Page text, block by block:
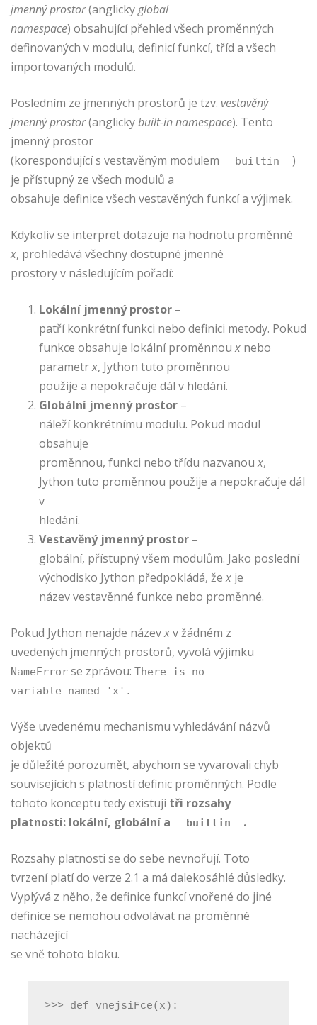
jmenný prostor(anglickyglobal
namespace) obsahující přehled všech proměnných
definovaných v modulu, definicí funkcí, tříd a všech
importovaných modulů.
Posledním ze jmenných prostorů je tzv. vestavěný
jmenný prostor(anglickybuilt-in namespace). Tento
jmenný prostor
(korespondující s vestavěným modulem
__builtin__ )
je přístupný ze všech modulů a
obsahuje definice všech vestavěných funkcí a výjimek.
Kdykoliv se interpret dotazuje na hodnotu proměnné
x, prohledává všechny dostupné jmenné
prostory v následujícím pořadí:
Lokální jmenný prostor –
patří konkrétní funkci nebo definici metody. Pokud
funkce obsahuje lokální proměnnoux nebo
parametrx, Jython tuto proměnnou
použije a nepokračuje dál v hledání.
Globální jmenný prostor –
náleží konkrétnímu modulu. Pokud modul
obsahuje
proměnnou, funkci nebo třídu nazvanoux,
Jython tuto proměnnou použije a nepokračuje dál
v
hledání.
Vestavěný jmenný prostor –
globální, přístupný všem modulům. Jako poslední
východisko Jython předpokládá, žex je
název vestavěnné funkce nebo proměnné.
Pokud Jython nenajde názevxv žádném z
uvedených jmenných prostorů, vyvolá výjimku
NameError se zprávou: There is no
variable named 'x'.
Výše uvedenému mechanismu vyhledávání názvů
objektů
je důležité porozumět, abychom se vyvarovali chyb
souvisejících s platností definic proměnných. Podle
tohoto konceptu tedy existujítři rozsahy
platnosti: lokální, globální a
__builtin__ .
Rozsahy platnosti se do sebe nevnořují. Toto
tvrzení platí do verze 2.1 a má dalekosáhlé důsledky.
Vyplývá z něho, že definice funkcí vnořené do jiné
definice se nemohou odvolávat na proměnné
nacházející
se vně tohoto bloku.
>>> def vnejsiFce(x):